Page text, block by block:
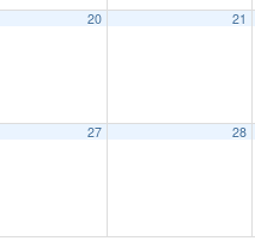
20 21
27 28